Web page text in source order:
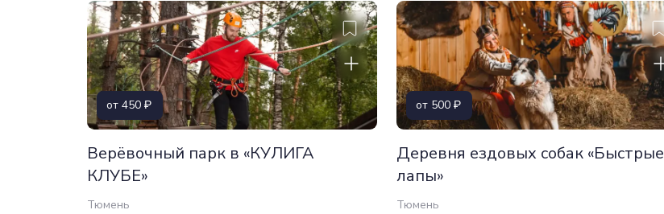
от 450
Верёвочный парк в «КУЛИГА
КЛУБЕ»
Тюмень
от 500
Деревня ездовых собак «Быстрые
лапы»
Тюмень